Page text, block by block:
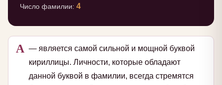
Число фамилии: 4
А — является самой сильной и мощной буквой
кириллицы. Личности, которые обладают
данной буквой в фамилии, всегда стремятся